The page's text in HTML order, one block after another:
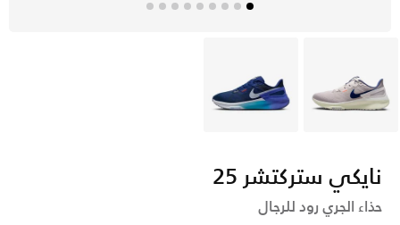
بنفسجي أزرق
نايكي ستركتشر 25
حذاء الجري رود للرجال